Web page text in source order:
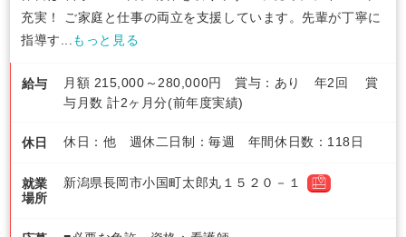
充実！ ご家庭と仕事の両立を支援しています。先輩が丁寧に
指導す...
もっと見る
給与
月額 215,000～280,000円 賞与：あり 年2回 賞
与月数 計2ヶ月分(前年度実績)
休日 休日：他 週休二日制：毎週 年間休日数：118日
就業
場所
新潟県長岡市小国町太郎丸１５２０－１